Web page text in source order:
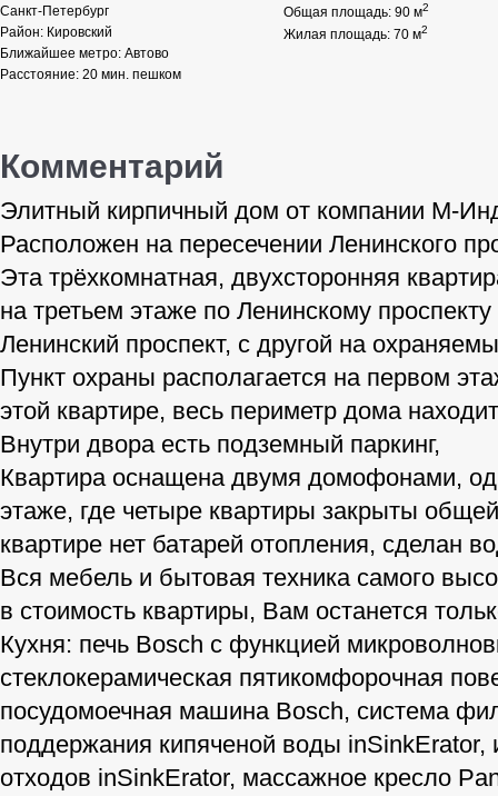
Санкт-Петербург
Район: Кировский
Ближайшее метро: Автово
Расстояние: 20 мин. пешком
Общая площадь: 90 м2
Жилая площадь: 70 м2
Комментарий
Элитный кирпичный дом от компании М-
Расположен на пересечении Ленинского
Эта трёхкомнатная, двухсторонняя
на третьем этаже по Ленинскому
Ленинский проспект, с другой на
Пункт охраны располагается на первом
этой квартире, весь периметр дома
Внутри двора есть подземный паркинг,
Квартира оснащена двумя домофонами,
этаже, где четыре квартиры закрыты
квартире нет батарей отопления, сделан
Вся мебель и бытовая техника самого
в стоимость квартиры, Вам останется
Кухня: печь Bosch с функцией
стеклокерамическая пятикомфорочная
посудомоечная машина Bosch, система
поддержания кипяченой воды inSinkErator,
отходов inSinkErator, массажное кресло